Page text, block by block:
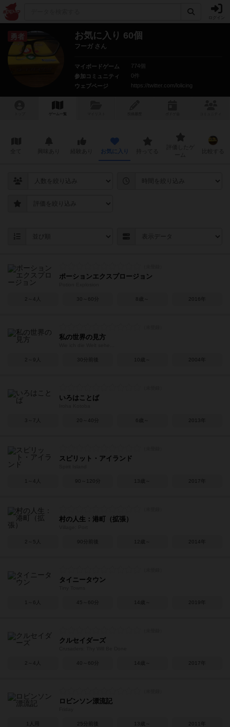
勇者 お気に入り 60個
フーガ さん
マイボードゲーム
774個
参加コミュニティ
0件
ウェブページ
https://twitter.com/lolicing
ゲーム一覧
お気に入り
ポーションエクスプロージョン
2～4人 30～60分 8歳～ 2016年
私の世界の見方
2～9人 30分前後 10歳～ 2004年
いろはことば
3～7人 20～40分 6歳～ 2013年
スピリット・アイランド
1～4人 90～120分 13歳～ 2017年
村の人生：港町（拡張）
2～5人 90分前後 12歳～ 2014年
タイニータウン
1～6人 45～60分 14歳～ 2019年
クルセイダーズ
2～4人 40～60分 14歳～ 2017年
ロビンソン漂流記
1人用 25分前後 13歳～ 2011年